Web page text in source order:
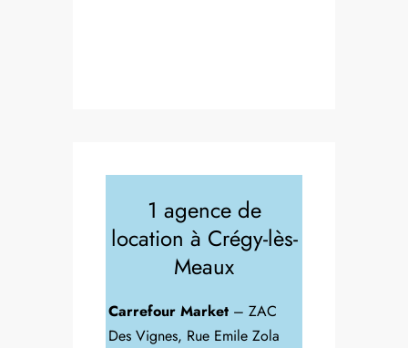
1 agence de
location à Crégy-lès-
Meaux
Carrefour Market – ZAC
Des Vignes, Rue Emile Zola